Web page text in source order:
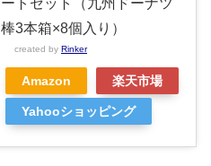
ートセット（九州ドーナツ
棒3本箱×8個入り）
created by Rinker
Amazon 楽天市場
Yahooショッピング